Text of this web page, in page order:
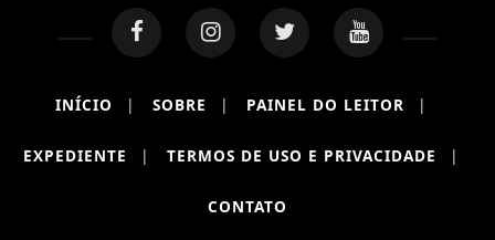
INÍCIO | SOBRE | PAINEL DO LEITOR |
EXPEDIENTE | TERMOS DE USO E PRIVACIDADE |
CONTATO